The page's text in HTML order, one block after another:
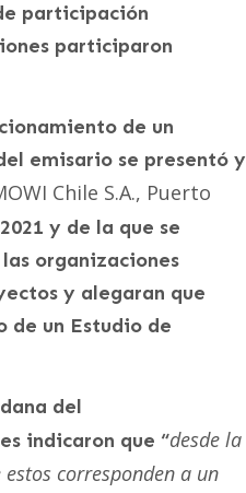
participación
participaron
de un
emisario se presentó y
Chile S.A., Puerto
y de la que se
organizaciones
y alegaran que
de un Estudio de
del
indicaron que “desde la
corresponden a un